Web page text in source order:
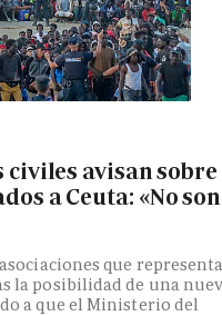
avisan sobre
a Ceuta: «No son
que
la posibilidad de una
a que el Ministerio del